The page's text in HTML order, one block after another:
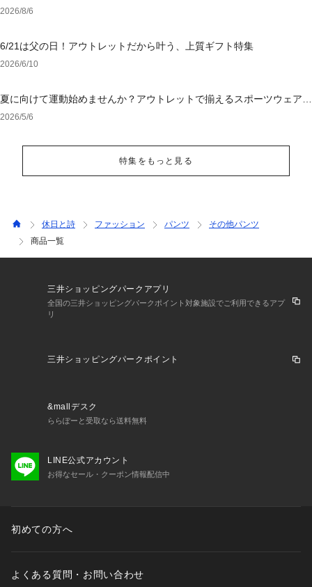
2026/8/6
6/21は父の日！アウトレットだから叶う、上質ギフト特集
2026/6/10
夏に向けて運動始めませんか？アウトレットで揃えるスポーツウェア＆
シューズ
2026/5/6
特集をもっと見る
休日と詩 ファッション パンツ
その他パンツ
商品一覧
三井ショッピングパークアプリ
全国の三井ショッピングパークポイント対象施設でご利用できるアプ
リ
三井ショッピングパークポイント
&mallデスク
ららぽーと受取なら送料無料
LINE公式アカウント
お得なセール・クーポン情報配信中
初めての方へ
よくある質問・お問い合わせ